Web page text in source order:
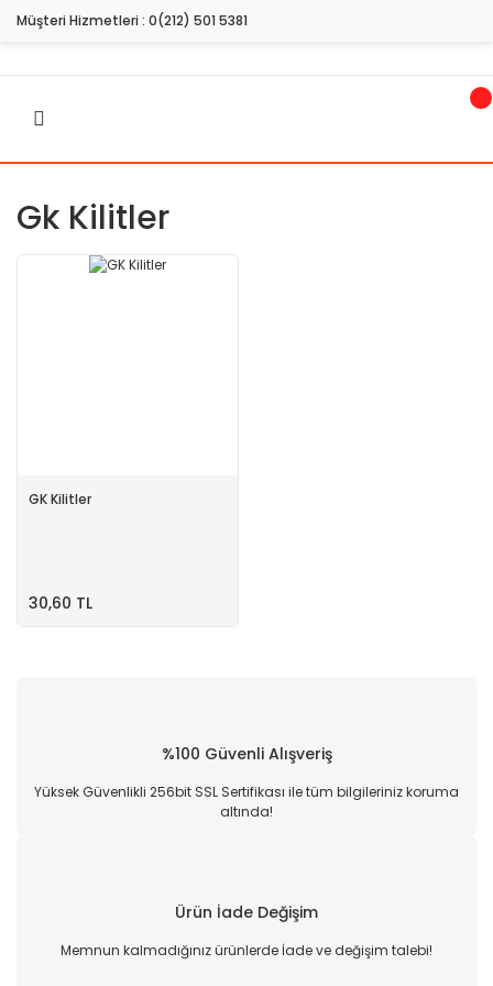
Müşteri Hizmetleri : 0(212) 501 5381
Gk Kilitler
GK Kilitler
30,60 TL
%100 Güvenli Alışveriş
Yüksek Güvenlikli 256bit SSL Sertifikası ile tüm bilgileriniz koruma
altında!
Ürün İade Değişim
Memnun kalmadığınız ürünlerde İade ve değişim talebi!